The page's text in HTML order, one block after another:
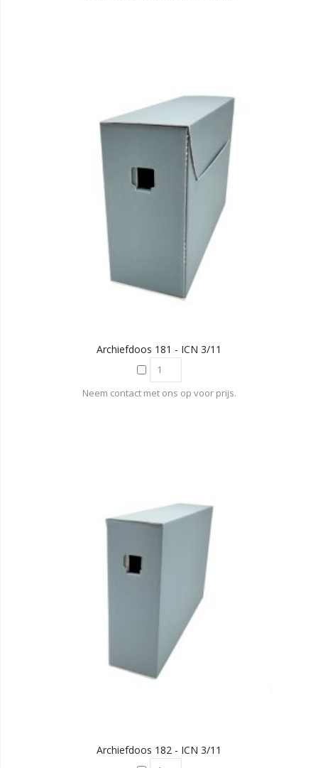
Archiefdoos 181 - ICN 3/11
Neem contact met ons op voor prijs.
Archiefdoos 182 - ICN 3/11